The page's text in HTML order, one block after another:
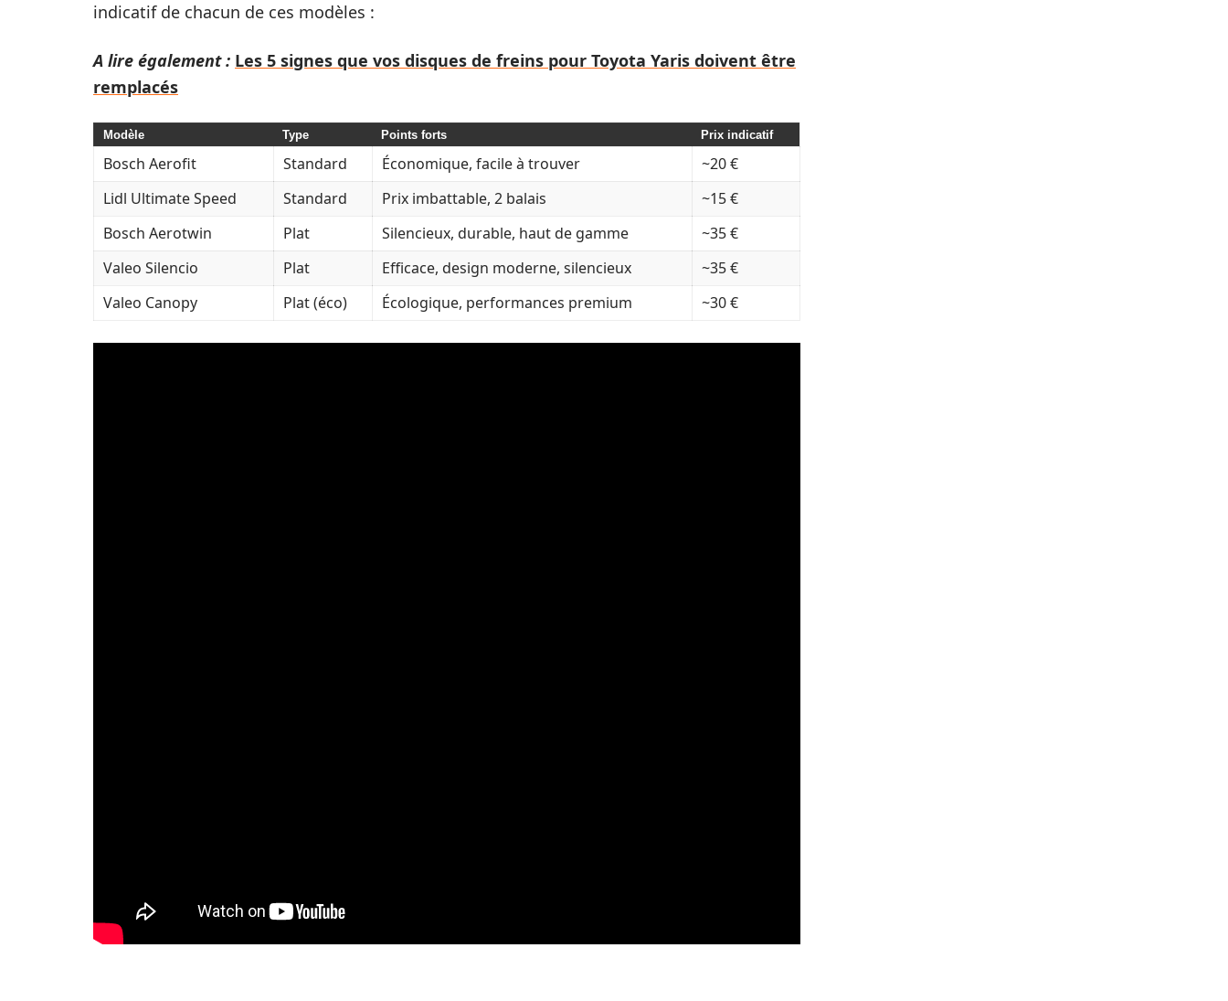
indicatif de chacun de ces modèles :
A lire également : Les 5 signes que vos disques de freins pour Toyota Yaris doivent être
remplacés
Modèle Type Points forts Prix indicatif
Bosch Aerofit Standard Économique, facile à trouver
~20 €
Lidl Ultimate Speed
Standard Prix imbattable, 2 balais
~15 €
Bosch Aerotwin
Plat Silencieux, durable, haut de gamme
~35 €
Valeo Silencio
Plat Efficace, design moderne, silencieux
~35 €
Valeo Canopy
Plat (éco) Écologique, performances premium ~30 €